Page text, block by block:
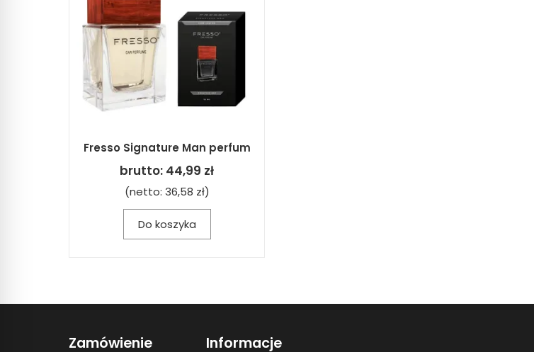
Fresso Signature Man perfum
brutto: 44,99 zł
(netto: 36,58 zł)
Do koszyka
Zamówienie Informacje